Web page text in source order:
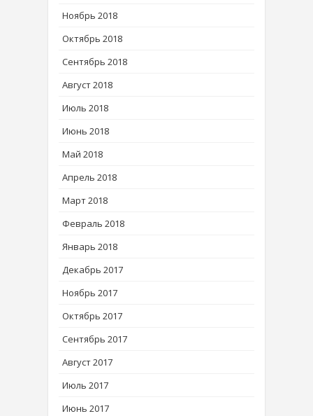
Ноябрь 2018
Октябрь 2018
Сентябрь 2018
Август 2018
Июль 2018
Июнь 2018
Май 2018
Апрель 2018
Март 2018
Февраль 2018
Январь 2018
Декабрь 2017
Ноябрь 2017
Октябрь 2017
Сентябрь 2017
Август 2017
Июль 2017
Июнь 2017